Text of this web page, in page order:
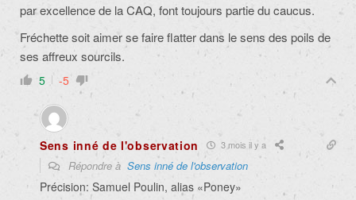
par excellence de la CAQ, font toujours partie du caucus.
Fréchette soit aimer se faire flatter dans le sens des poils de
ses affreux sourcils.
5 -5
Sens inné de l'observation 3 mois il y a
Répondre à Sens inné de l'observation
Précision: Samuel Poulin, alias «Poney»